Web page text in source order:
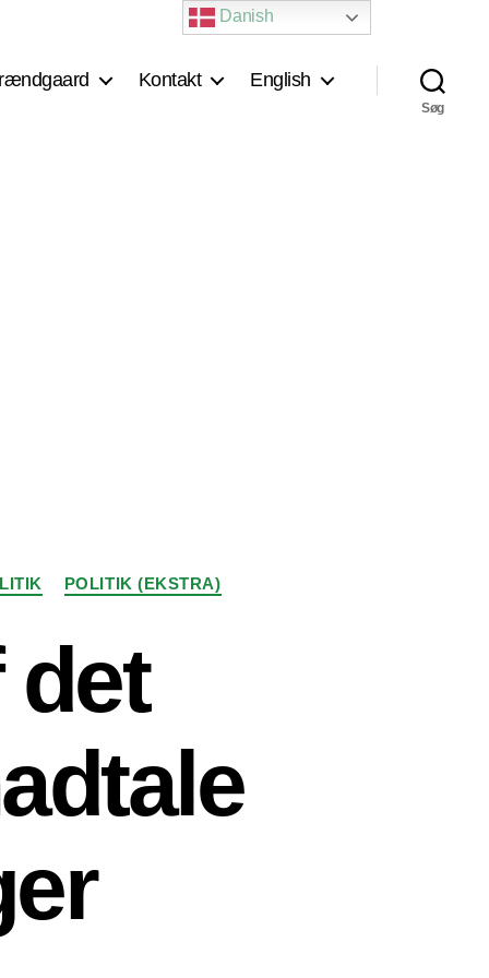
Kontakt English
Søg
POLITIK (EKSTRA)
Danish